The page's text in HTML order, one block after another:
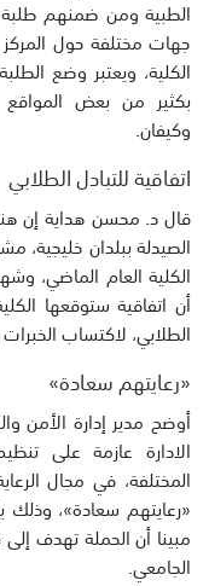
الطبية ومن ضمنهم
جهات مختلفة حول
الكلية، ويعتبر وضع
بكثير من بعض المواقع
وكيفان.
اتفاقية للتبادل الطلابي
قال د. محسن هداية إن
الصيدلة ببلدان خليجية،
الكلية العام الماضي،
أن اتفاقية ستوقعها
الطلابي، لاكتساب
«رعايتهم سعادة»
أوضح مدير إدارة الأمن
الادارة عازمة على
المختلفة، في مجال
«رعايتهم سعادة»، وذلك
مبينا أن الحملة تهدف
الجامعي.